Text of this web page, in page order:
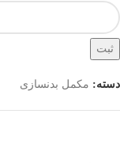
ثبت
دسته: مکمل بدنسازی